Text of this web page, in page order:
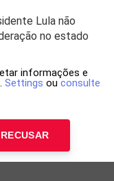
Lula não
no estado
informações e
Settings ou consulte
RECUSAR